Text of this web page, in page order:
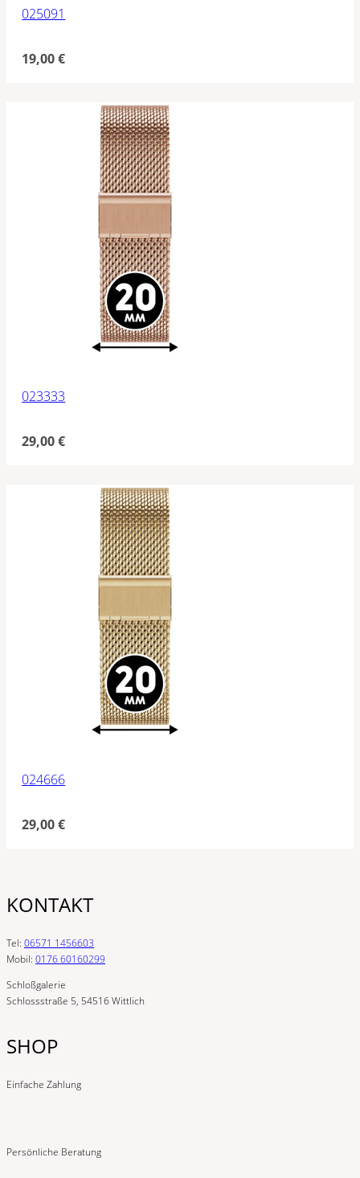
025091
19,00€
023333
29,00€
024666
29,00€
KONTAKT
Tel: 06571 1456603
Mobil: 0176 60160299
Schloßgalerie
Schlossstraße 5, 54516 Wittlich
SHOP
Einfache Zahlung
Persönliche Beratung